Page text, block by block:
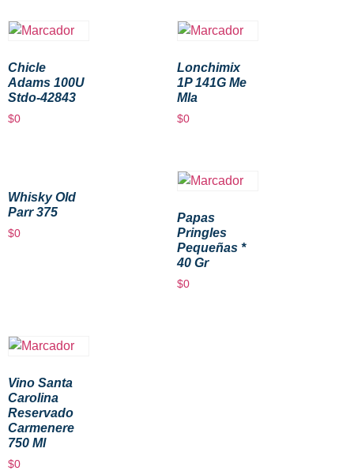
Chicle
Adams 100U
Stdo-42843
$0
Lonchimix
1P 141G Me
Mla
$0
Whisky Old
Parr 375
$0
Papas
Pringles
Pequeñas *
40 Gr
$0
Vino Santa
Carolina
Reservado
Carmenere
750 Ml
$0